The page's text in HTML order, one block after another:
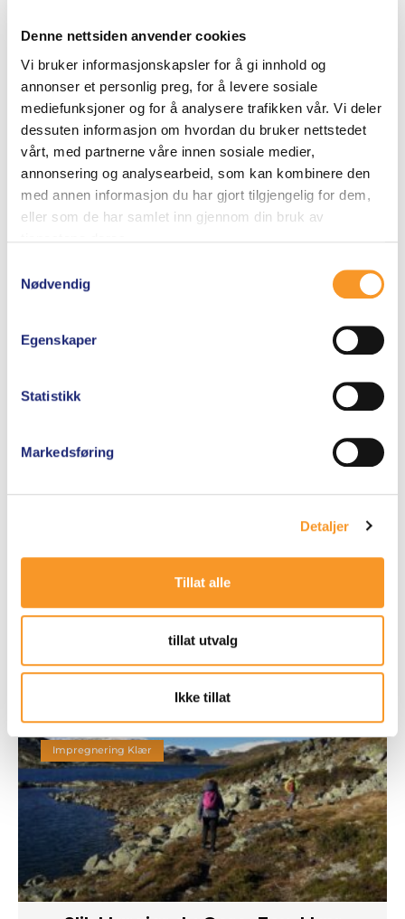
Denne nettsiden anvender cookies
Vi bruker informasjonskapsler for å gi innhold og
annonser et personlig preg, for å levere sosiale
mediefunksjoner og for å analysere trafikken vår. Vi deler
dessuten informasjon om hvordan du bruker nettstedet
vårt, med partnerne våre innen sosiale medier,
annonsering og analysearbeid, som kan kombinere den
med annen informasjon du har gjort tilgjengelig for dem,
eller som de har samlet inn gjennom din bruk av
Nødvendig
Egenskaper
Statistikk
Markedsføring
Detaljer
Tillat alle
tillat utvalg
Ikke tillat
sommertur med Villmark
imprignering
Impregnering
Impregnering
Klar for vår? Nå er det perfekt tid
å impregnere sko og klær
Impregnering Klær